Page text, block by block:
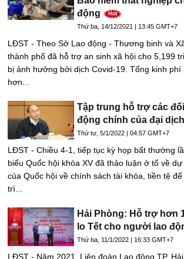
động
Thứ ba, 14/12/2021 | 13:45 GMT+7
LĐST - Theo Sở Lao động - Thương binh và
thành phố đã hỗ trợ an sinh xã hội cho 5,199
bị ảnh hưởng bởi dịch Covid-19. Tổng kinh phí
hơn...
Tập trung hỗ trợ các
động chính của đại
Thứ tư, 5/1/2022 | 04:57 GMT+7
LĐST - Chiều 4-1, tiếp tục kỳ họp bất thường
biểu Quốc hội khóa XV đã thảo luận ở tổ về
của Quốc hội về chính sách tài khóa, tiền tệ
trì...
Hải Phòng: Hỗ trợ hơn
lo Tết cho người lao
Thứ ba, 11/1/2022 | 16:33 GMT+7
LĐST - Năm 2021, Liên đoàn Lao động TP.